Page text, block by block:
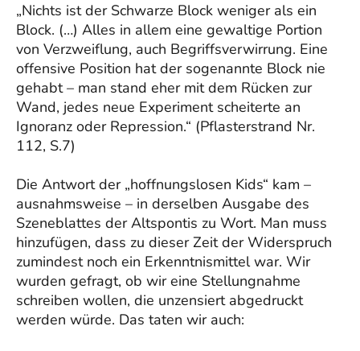
„Nichts ist der Schwarze Block weniger als ein
Block. (…) Alles in allem eine gewaltige Portion
von Verzweiflung, auch Begriffsverwirrung. Eine
offensive Position hat der sogenannte Block nie
gehabt – man stand eher mit dem Rücken zur
Wand, jedes neue Experiment scheiterte an
Ignoranz oder Repression.“ (Pflasterstrand Nr.
112, S.7)
Die Antwort der „hoffnungslosen Kids“ kam –
ausnahmsweise – in derselben Ausgabe des
Szeneblattes der Altspontis zu Wort. Man muss
hinzufügen, dass zu dieser Zeit der Widerspruch
zumindest noch ein Erkenntnismittel war. Wir
wurden gefragt, ob wir eine Stellungnahme
schreiben wollen, die unzensiert abgedruckt
werden würde. Das taten wir auch: